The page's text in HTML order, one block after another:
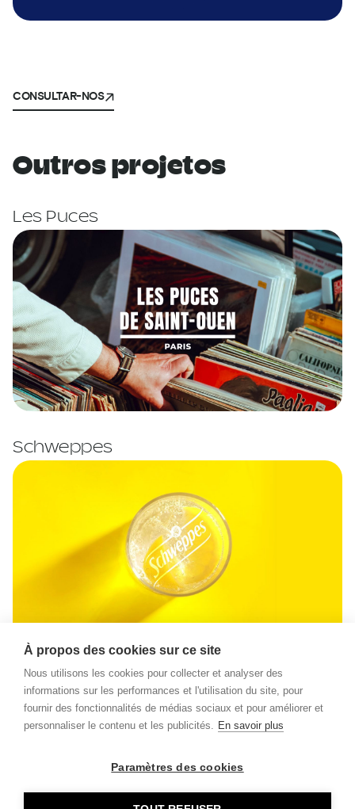
CONSULTAR-NOS
Outros projetos
Les Puces
Schweppes
À propos des cookies sur ce site
Nous utilisons les cookies pour collecter et analyser des
informations sur les performances et l'utilisation du site, pour
fournir des fonctionnalités de médias sociaux et pour améliorer et
personnaliser le contenu et les publicités. En savoir plus
Paramètres des cookies